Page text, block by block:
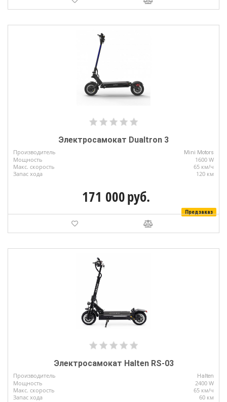
Электросамокат Dualtron 3
Производитель Mini Motors
Мощность
1600 W
Макс. скорость
65 км/ч
Запас хода
120 км
171 000руб.
Предзаказ
Электросамокат Halten RS-03
Производитель Halten
Мощность
2400 W
Макс. скорость
65 км/ч
Запас хода
60 км